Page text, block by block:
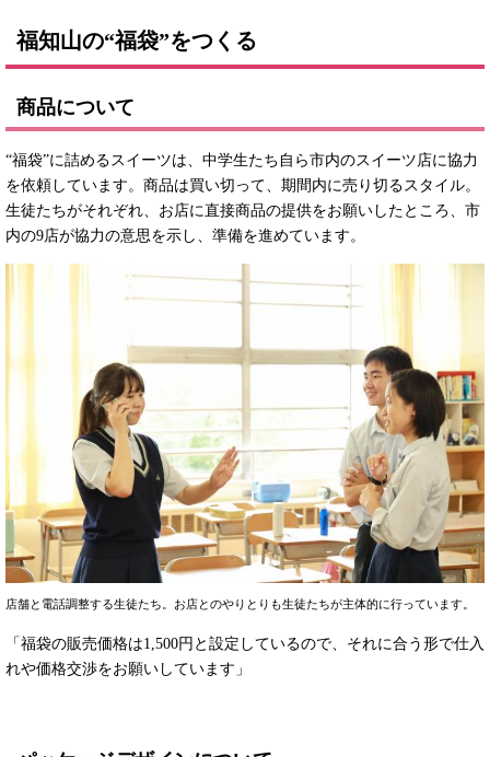
福知山の“福袋”をつくる
商品について
“福袋”に詰めるスイーツは、中学生たち自ら市内のスイーツ店に協力
を依頼しています。商品は買い切って、期間内に売り切るスタイル。
生徒たちがそれぞれ、お店に直接商品の提供をお願いしたところ、市
内の9店が協力の意思を示し、準備を進めています。
店舗と電話調整する生徒たち。お店とのやりとりも生徒たちが主体的に行っています。
「福袋の販売価格は1,500円と設定しているので、それに合う形で仕入
れや価格交渉をお願いしています」